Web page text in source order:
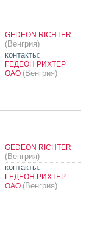
GEDEON RICHTER
(Венгрия)
контакты:
ГЕДЕОН РИХТЕР
ОАО (Венгрия)
GEDEON RICHTER
(Венгрия)
контакты:
ГЕДЕОН РИХТЕР
ОАО (Венгрия)